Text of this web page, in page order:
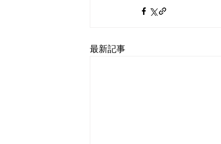
最新記事